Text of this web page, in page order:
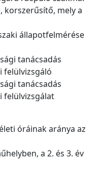
korszerűsítő, mely a
állapotfelmérése
tanácsadás
felülvizsgáló
tanácsadás
felülvizsgálat
óráinak aránya az
a 2. és 3. év